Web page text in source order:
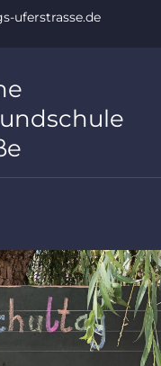
uferstrasse.de